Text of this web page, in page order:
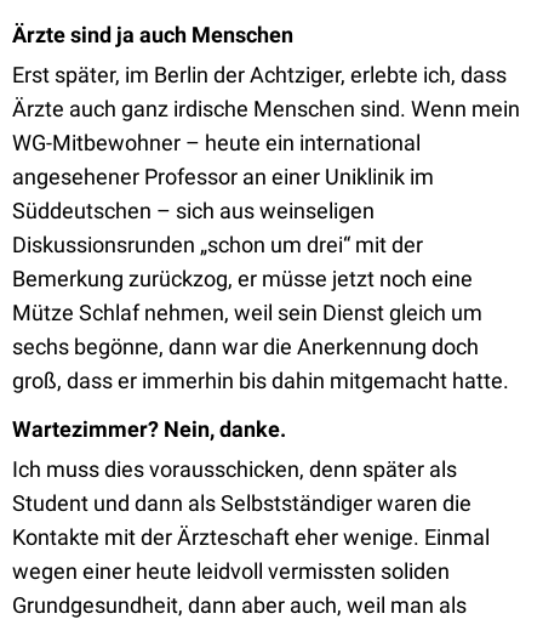
Ärzte sind ja auch Menschen
Erst später, im Berlin der Achtziger, erlebte ich, dass
Ärzte auch ganz irdische Menschen sind. Wenn mein
WG-Mitbewohner – heute ein international
angesehener Professor an einer Uniklinik im
Süddeutschen – sich aus weinseligen
Diskussionsrunden „schon um drei“ mit der
Bemerkung zurückzog, er müsse jetzt noch eine
Mütze Schlaf nehmen, weil sein Dienst gleich um
sechs begönne, dann war die Anerkennung doch
groß, dass er immerhin bis dahin mitgemacht hatte.
Wartezimmer? Nein, danke.
Ich muss dies vorausschicken, denn später als
Student und dann als Selbstständiger waren die
Kontakte mit der Ärzteschaft eher wenige. Einmal
wegen einer heute leidvoll vermissten soliden
Grundgesundheit, dann aber auch, weil man als